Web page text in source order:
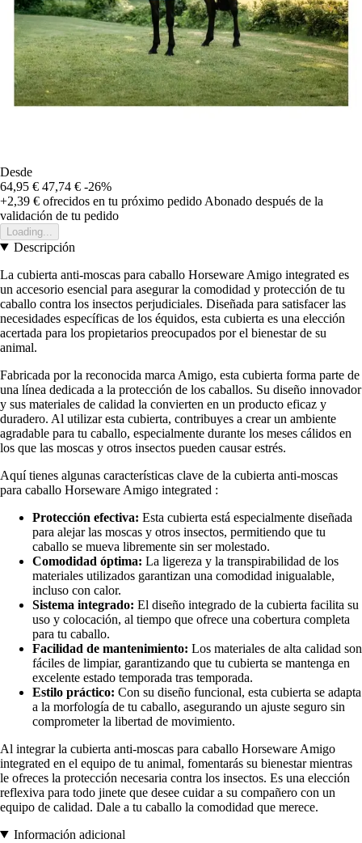
Desde
64,95 € 47,74 € -26%
+2,39 € ofrecidos en tu próximo pedido Abonado después de la
validación de tu pedido
Loading...
Descripción
La cubierta anti-moscas para caballo Horseware Amigo integrated es
un accesorio esencial para asegurar la comodidad y protección de tu
caballo contra los insectos perjudiciales. Diseñada para satisfacer las
necesidades específicas de los équidos, esta cubierta es una elección
acertada para los propietarios preocupados por el bienestar de su
animal.
Fabricada por la reconocida marca Amigo, esta cubierta forma parte de
una línea dedicada a la protección de los caballos. Su diseño innovador
y sus materiales de calidad la convierten en un producto eficaz y
duradero. Al utilizar esta cubierta, contribuyes a crear un ambiente
agradable para tu caballo, especialmente durante los meses cálidos en
los que las moscas y otros insectos pueden causar estrés.
Aquí tienes algunas características clave de la cubierta anti-moscas
para caballo Horseware Amigo integrated :
Protección efectiva: Esta cubierta está especialmente diseñada
para alejar las moscas y otros insectos, permitiendo que tu
caballo se mueva libremente sin ser molestado.
Comodidad óptima: La ligereza y la transpirabilidad de los
materiales utilizados garantizan una comodidad inigualable,
incluso con calor.
Sistema integrado: El diseño integrado de la cubierta facilita su
uso y colocación, al tiempo que ofrece una cobertura completa
para tu caballo.
Facilidad de mantenimiento: Los materiales de alta calidad son
fáciles de limpiar, garantizando que tu cubierta se mantenga en
excelente estado temporada tras temporada.
Estilo práctico: Con su diseño funcional, esta cubierta se adapta
a la morfología de tu caballo, asegurando un ajuste seguro sin
comprometer la libertad de movimiento.
Al integrar la cubierta anti-moscas para caballo Horseware Amigo
integrated en el equipo de tu animal, fomentarás su bienestar mientras
le ofreces la protección necesaria contra los insectos. Es una elección
reflexiva para todo jinete que desee cuidar a su compañero con un
equipo de calidad. Dale a tu caballo la comodidad que merece.
Información adicional